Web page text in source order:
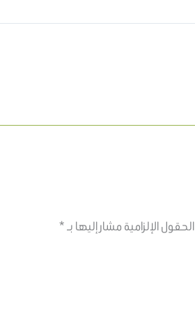
الحقول الإلزامية مشار إليها بـ*